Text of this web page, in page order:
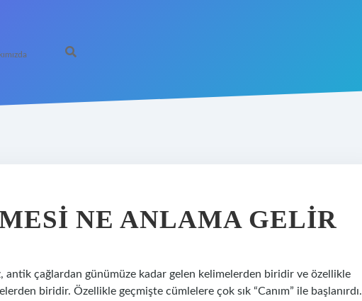
NE ANLAMA GELIR
antik çağlardan günümüze kadar gelen kelimelerden biridir ve özellikle
biridir. Özellikle geçmişte cümlelere çok sık “Canım” ile başlanırdı.